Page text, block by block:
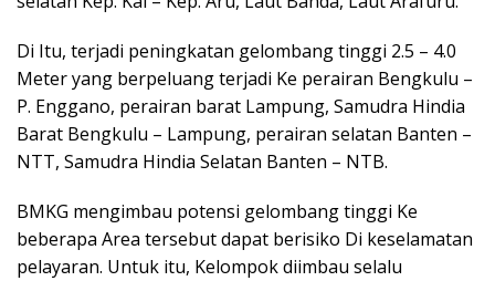
Di Itu, terjadi peningkatan gelombang tinggi 2.5 – 4.0
Meter yang berpeluang terjadi Ke perairan Bengkulu –
P. Enggano, perairan barat Lampung, Samudra Hindia
Barat Bengkulu – Lampung, perairan selatan Banten –
NTT, Samudra Hindia Selatan Banten – NTB.
BMKG mengimbau potensi gelombang tinggi Ke
beberapa Area tersebut dapat berisiko Di keselamatan
pelayaran. Untuk itu, Kelompok diimbau selalu